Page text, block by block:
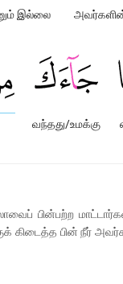
இல்லை
வந்தது/உமக்கு
பின்பற்ற
பின் நீர்